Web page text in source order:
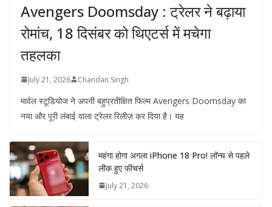
Avengers Doomsday : ट्रेलर ने बढ़ाया
रोमांच, 18 दिसंबर को थिएटर्स में मचेगा
तहलका
July 21, 2026 Chandan Singh
मार्वल स्टूडियोज ने अपनी बहुप्रतीक्षित फिल्म Avengers Doomsday का
नया और पूरी लंबाई वाला ट्रेलर रिलीज़ कर दिया है। यह
महंगा होगा अगला iPhone 18 Pro! लॉन्च से पहले
लीक हुए फीचर्स
July 21, 2026